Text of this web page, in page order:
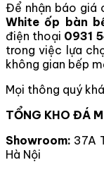
Để nhận báo giá
White ốp bàn
điện thoại 0931
trong việc lựa
không gian bếp
Mọi thông quý
TỔNG KHO ĐÁ
Showroom: 37A
Hà Nội